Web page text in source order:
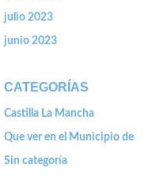
julio 2023
junio 2023
CATEGORÍAS
Castilla La Mancha
Que ver en el Municipio de
Sin categoría